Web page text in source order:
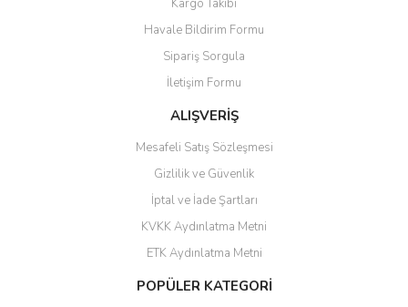
ile 24 izlenmektedir diye küçük
bir tabela olsa daha hoş
hızlı güvenli bir alışveriş oldu
Yalçın Kaya | 20/06/2026
ahmet yiğit | 29/04/2026
Aldığım ürün kapalı kutu teslim
edildi. Teşekkür ederim.
Kargo Takibi
Havale Bildirim Formu
Sipariş Sorgula
İletişim Formu
ALIŞVERİŞ
Mesafeli Satış Sözleşmesi
Gizlilik ve Güvenlik
İptal ve İade Şartları
KVKK Aydınlatma Metni
ETK Aydınlatma Metni
POPÜLER KATEGORİ